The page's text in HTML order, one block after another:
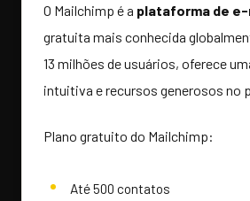
O Mailchimp é a plataforma de
gratuita mais conhecida
13 milhões de usuários, oferece
intuitiva e recursos generosos no
Plano gratuito do Mailchimp:
Até 500 contatos